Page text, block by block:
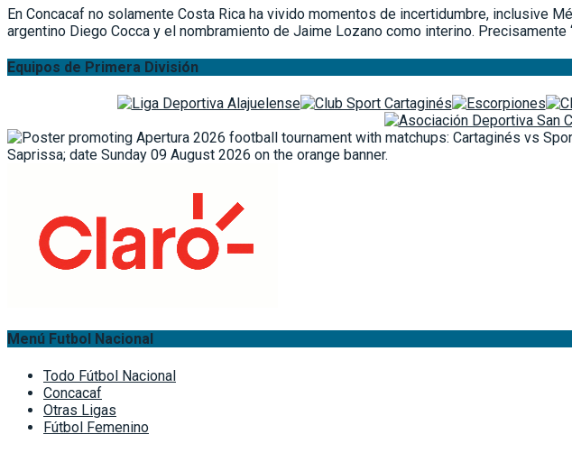
En Concacaf no solamente Costa Rica ha vivido momentos de incertidumbre, inclusive
argentino Diego Cocca y el nombramiento de Jaime Lozano como interino.
Equipos de Primera División
Menú Futbol Nacional
Todo Fútbol Nacional
Concacaf
Otras Ligas
Fútbol Femenino